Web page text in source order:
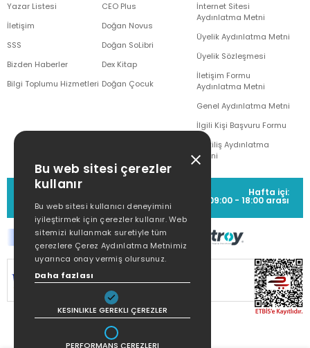
Yazar Listesi
İletişim
SSS
Bizden Haberler
Bilgi Toplumu Hizmetleri
CEO Plus
Doğan Novus
Doğan SoLibri
Dex Kitap
Doğan Çocuk
İnternet Sitesi
Aydınlatma Metni
Üyelik Aydınlatma Metni
Üyelik Sözleşmesi
İletişim Formu
Aydınlatma Metni
Genel Aydınlatma Metni
İlgili Kişi Başvuru Formu
Çekiliş Aydınlatma
Metni
MÜŞTERİ HİZMETLERİ
(0212) 373 77 00
Hafta içi:
09:00 - 18:00 arası
SİTEMİZ
KORUNMAKTADIR.
Bu web sitesi çerezler
kullanır
Bu web sitesi kullanıcı deneyimini
iyileştirmek için çerezler kullanır. Web
sitemizi kullanmak suretiyle tüm
çerezlere Çerez Aydınlatma Metnimiz
uyarınca onay vermiş olursunuz.
Daha fazlası
KESINLIKLE GEREKLI ÇEREZLER
PERFORMANS ÇEREZLERI